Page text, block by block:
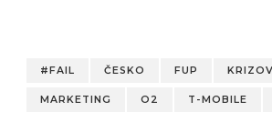
#FAIL ČESKO FUP
MARKETING O2 T-MOBILE